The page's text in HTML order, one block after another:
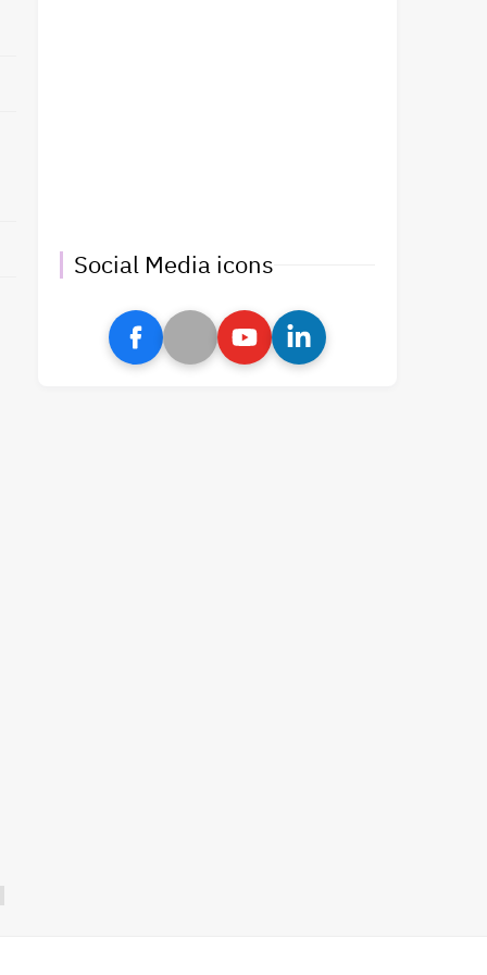
Social Media icons